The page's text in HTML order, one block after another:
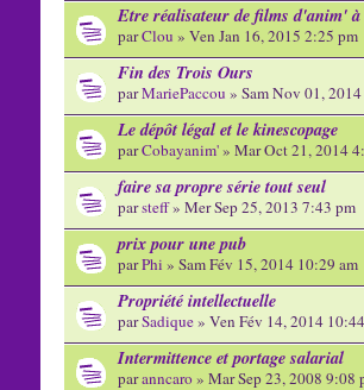
Etre réalisateur de films d'anim'
parClou » Ven Jan 16, 2015 2:25 pm
Fin des Trois Ours
parMariePaccou » Sam Nov 01,
Le dépôt légal et le kinescopage
parCobayanim'» Mar Oct 21, 2014
faire sa propre série tout seul
parsteff» Mer Sep 25, 2013 7:43 pm
prix pour une pub
parPhi » Sam Fév 15, 2014 10:29 am
Propriété intellectuelle
parSadique» Ven Fév 14, 2014
Intermittence et portage salarial
paranncaro» Mar Sep 23, 2008 9:08